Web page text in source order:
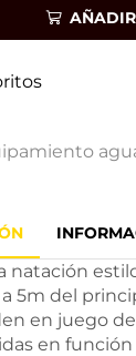
natación
5m del
en juego
en función